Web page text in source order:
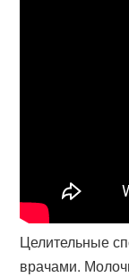
Целительные
врачами.